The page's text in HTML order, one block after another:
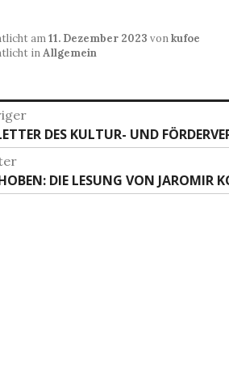
to
d
n
ai
l
at
s
p
p
le
am11. Dezember 2023 vonkufoe
inAllgemein
DES KULTUR- UND
DIE LESUNG VON JAROMIR